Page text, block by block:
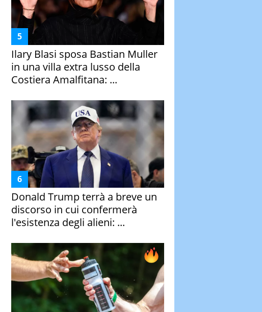
Ilary Blasi sposa Bastian Muller
in una villa extra lusso della
Costiera Amalfitana: ...
Donald Trump terrà a breve un
discorso in cui confermerà
l'esistenza degli alieni: ...